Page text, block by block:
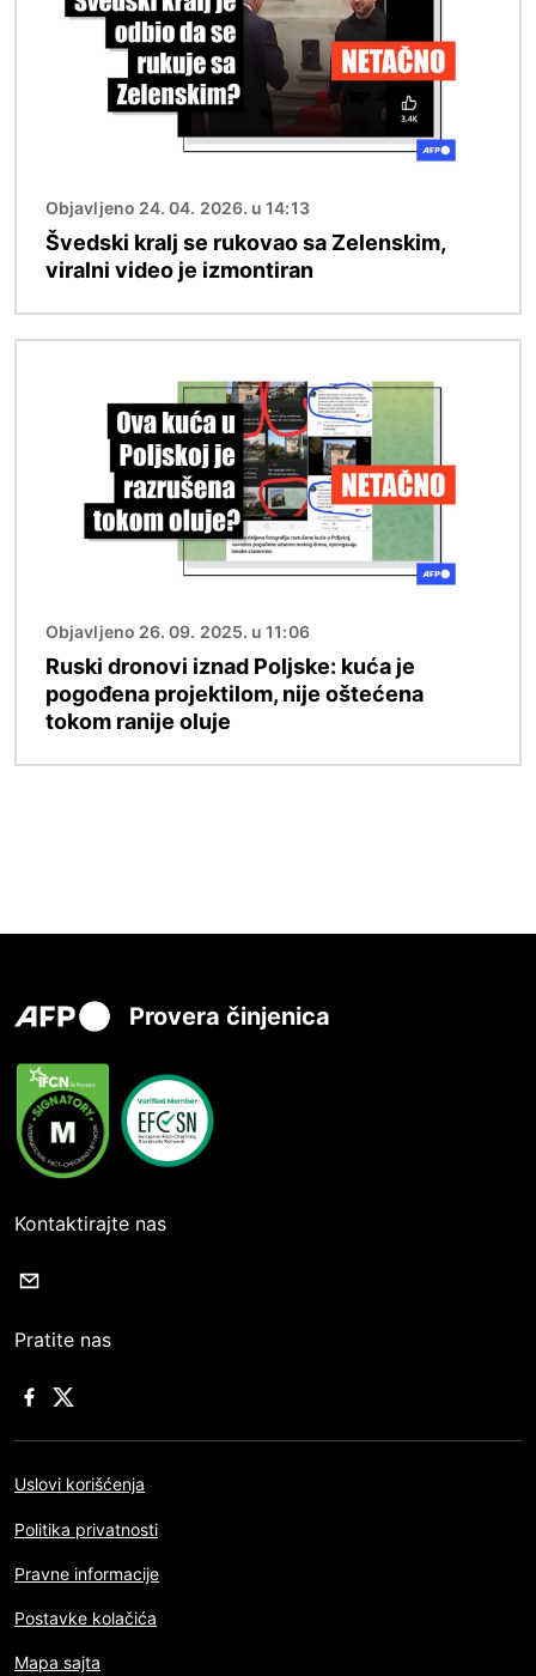
Objavljeno 24. 04. 2026. u 14:13
Švedski kralj se rukovao sa Zelenskim,
viralni video je izmontiran
Objavljeno 26. 09. 2025. u 11:06
Ruski dronovi iznad Poljske: kuća je
pogođena projektilom, nije oštećena
tokom ranije oluje
Provera činjenica
Kontaktirajte nas
Pratite nas
Uslovi korišćenja
Politika privatnosti
Pravne informacije
Postavke kolačića
Mapa sajta